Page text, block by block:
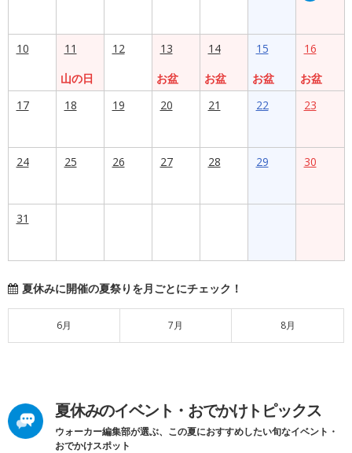
10
11
山の日
12
13
お盆
14
お盆
15
お盆
16
お盆
17
18 19 20 21 22 23
24 25 26 27 28 29 30
31
夏休みに開催の夏祭りを月ごとにチェック！
6月 7月 8月
夏休みのイベント・おでかけトピックス
ウォーカー編集部が選ぶ、この夏におすすめしたい旬なイベント・
おでかけスポット